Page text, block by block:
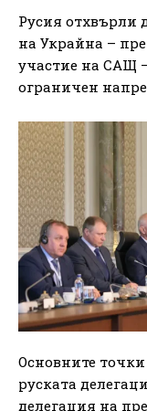
Русия отхвърли
на Украйна –
участие на САЩ
ограничен
Основните
руската
делегация на